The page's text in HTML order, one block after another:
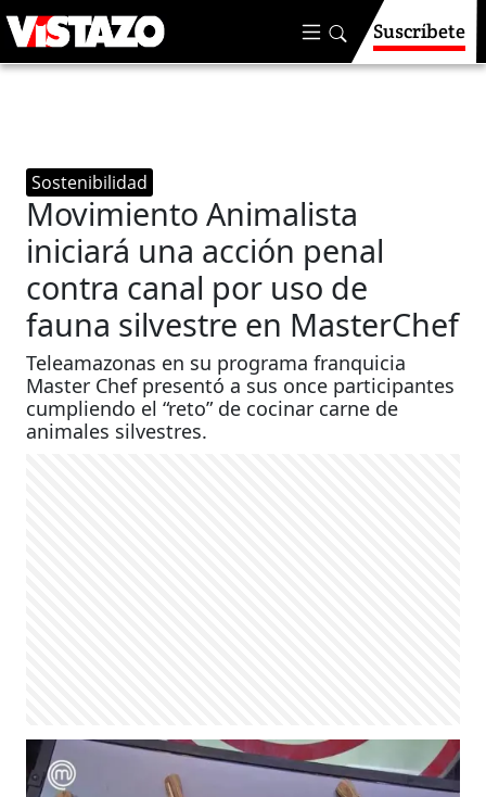
Suscríbete
Sostenibilidad
Movimiento Animalista
iniciará una acción penal
contra canal por uso de
fauna silvestre en MasterChef
Teleamazonas en su programa franquicia
Master Chef presentó a sus once participantes
cumpliendo el “reto” de cocinar carne de
animales silvestres.